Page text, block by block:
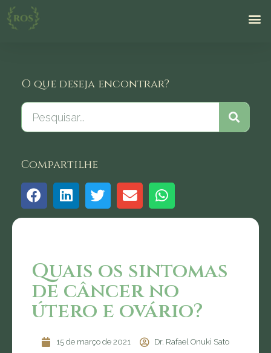
Quais os sintomas
de câncer no
útero e ovário?
15 de março de 2021
Dr. Rafael Onuki Sato
O que deseja encontrar?
Compartilhe